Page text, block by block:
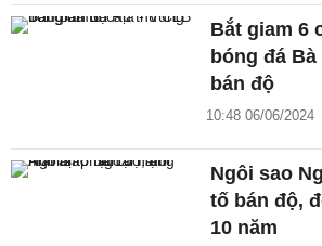
Bắt giam 6
bóng đá Bà
bán độ
10:48 06/06/2024
Ngôi sao
tố bán độ,
10 năm